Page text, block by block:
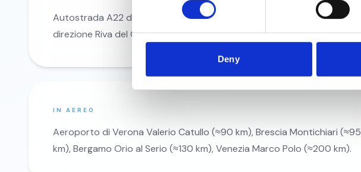
Deny
Autostrada A22 del Brennero, uscita Rovereto Sud, poi SS240 in
direzione Riva del Garda (circa 15 minuti dall'uscita).
IN AEREO
Aeroporto di Verona Valerio Catullo (≈90 km), Brescia Montichiari (≈95
km), Bergamo Orio al Serio (≈130 km), Venezia Marco Polo (≈200 km).